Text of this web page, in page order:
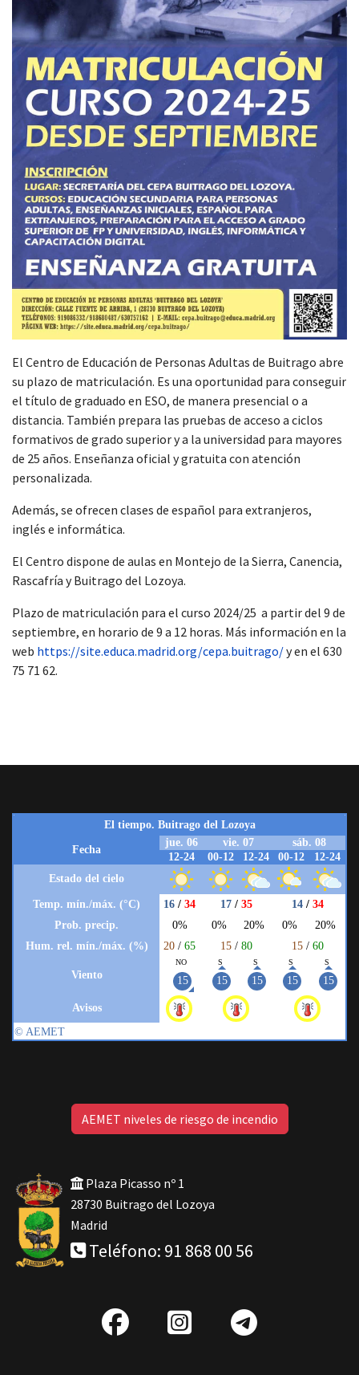
El Centro de Educación de Personas Adultas de Buitrago abre
su plazo de matriculación. Es una oportunidad para conseguir
el título de graduado en ESO, de manera presencial o a
distancia. También prepara las pruebas de acceso a ciclos
formativos de grado superior y a la universidad para mayores
de 25 años. Enseñanza oficial y gratuita con atención
personalizada.
Además, se ofrecen clases de español para extranjeros,
inglés e informática.
El Centro dispone de aulas en Montejo de la Sierra, Canencia,
Rascafría y Buitrago del Lozoya.
Plazo de matriculación para el curso 2024/25 a partir del 9 de
septiembre, en horario de 9 a 12 horas. Más información en la
web https://site.educa.madrid.org/cepa.buitrago/y en el 630
75 71 62.
AEMET niveles de riesgo de incendio
Plaza Picasso nº 1
28730 Buitrago del Lozoya
Madrid
Teléfono: 91 868 00 56
fab
IG